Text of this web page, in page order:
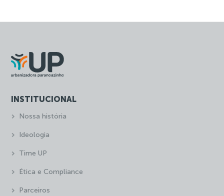
INSTITUCIONAL
Nossa história
Ideologia
Time UP
Ética e Compliance
Parceiros